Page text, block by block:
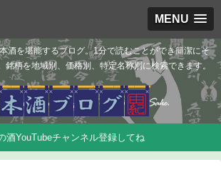
MENU
酒を堪能するブログ。1分で読むことができ簡潔にそ
銘柄を地域別、価格別、特定名称別に検索できます。
酒YouTubeチャンネル登録してね